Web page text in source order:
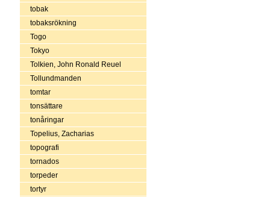
tobak
tobaksrökning
Togo
Tokyo
Tolkien, John Ronald Reuel
Tollundmanden
tomtar
tonsättare
tonåringar
Topelius, Zacharias
topografi
tornados
torpeder
tortyr